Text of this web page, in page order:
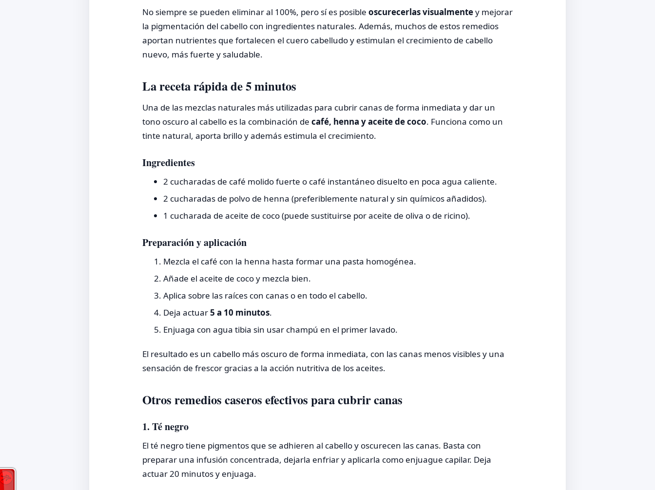
No siempre se pueden eliminar al 100%, pero sí es posible oscurecerlas visualmentey mejorar
la pigmentación del cabello con ingredientes naturales. Además, muchos de estos remedios
aportan nutrientes que fortalecen el cuero cabelludo y estimulan el crecimiento de cabello
nuevo, más fuerte y saludable.
La receta rápida de 5 minutos
Una de las mezclas naturales más utilizadas para cubrir canas de forma inmediata y dar un
tono oscuro al cabello es la combinación de café, henna y aceite de coco. Funciona como un
tinte natural, aporta brillo y además estimula el crecimiento.
Ingredientes
2 cucharadas de café molido fuerte o café instantáneo disuelto en poca agua caliente.
2 cucharadas de polvo de henna (preferiblemente natural y sin químicos añadidos).
1 cucharada de aceite de coco (puede sustituirse por aceite de oliva o de ricino).
Preparación y aplicación
Mezcla el café con la henna hasta formar una pasta homogénea.
Añade el aceite de coco y mezcla bien.
Aplica sobre las raíces con canas o en todo el cabello.
Deja actuar5 a 10 minutos.
Enjuaga con agua tibia sin usar champú en el primer lavado.
El resultado es un cabello más oscuro de forma inmediata, con las canas menos visibles y una
sensación de frescor gracias a la acción nutritiva de los aceites.
Otros remedios caseros efectivos para cubrir canas
1. Té negro
El té negro tiene pigmentos que se adhieren al cabello y oscurecen las canas. Basta con
preparar una infusión concentrada, dejarla enfriar y aplicarla como enjuague capilar. Deja
actuar 20 minutos y enjuaga.